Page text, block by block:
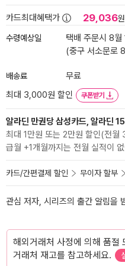
카드최대혜택가 29,036원
수령예상일
택배 주문시 8월
(중구 서소문로
배송료
무료
최대 3,000원 할인
쿠폰받기
알라딘 만권당 삼성카드, 알라딘
최대 1만원 또는 2만원 할인(전
급월 +1개월까지는 전월 실적이
카드/간편결제 할인 무이자 할부
관심 저자, 시리즈의 출간 알림을
해외거래처 사정에 의해 품절
거래처 재고를 참고하세요.